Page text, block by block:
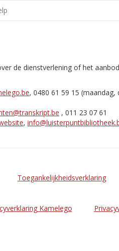
de dienstverlening of het
, 0480 61 59 15
, 011 23 07 61
,
Toegankelijkheidsverklaring
Kamelego